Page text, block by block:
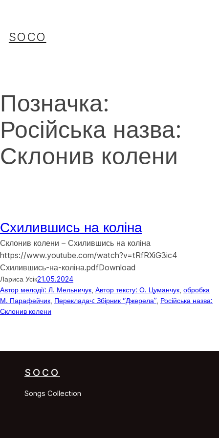
SOCO
Позначка:
Російська назва:
Склонив колени
Схилившись на коліна
Склонив колени – Схилившись на коліна
https://www.youtube.com/watch?v=tRfRXiG3ic4
Схилившись-на-коліна.pdfDownload
Лариса Усік21.05.2024
Автор мелодії: Л. Мельничук Автор тексту: О. Цуманчук обробка
М. Парафейчик Перекладач: Збірник “Джерела” Російська назва:
Склонив колени
SOCO
Songs Collection